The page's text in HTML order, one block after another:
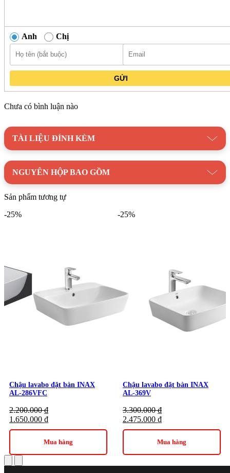
Anh Chị
GỬI
Chưa có bình luận nào
TÀI LIỆU ĐÍNH KÈM
NGUYÊN HỘP BAO GỒM
Sản phẩm tương tự
-25%
Chậu lavabo đặt bàn INAX
AL-286VFC
2.200.000₫
1.650.000 ₫
Mua hàng
-25%
Chậu lavabo đặt bàn INAX
AL-369V
3.300.000₫
2.475.000 ₫
Mua hàng